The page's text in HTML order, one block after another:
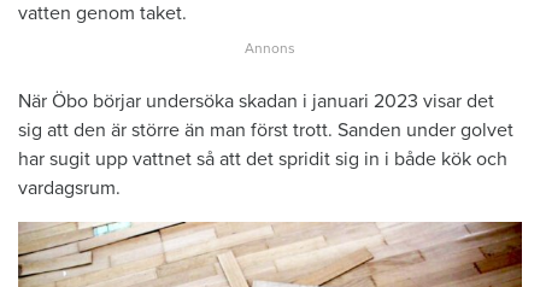
vatten genom taket.
När Öbo börjar undersöka skadan i januari 2023 visar det
sig att den är större än man först trott. Sanden under golvet
har sugit upp vattnet så att det spridit sig in i både kök och
vardagsrum.